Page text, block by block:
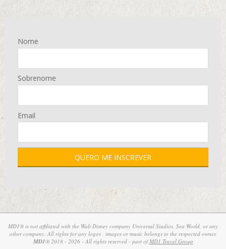
Nome
Sobrenome
Email
MD1® is not affiliated with the Walt Disney company Universal Studios, Sea World, or any
other company. All rights for any logos , images or music belongs to the respected owner.
MD1® 2018 - 2026 - All rights reserved - part ofMD1 Travel Group